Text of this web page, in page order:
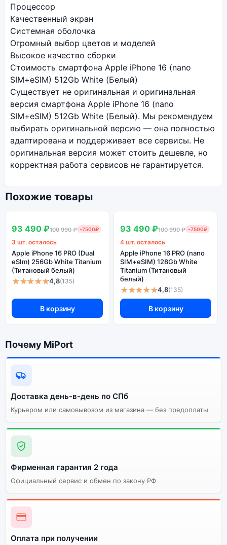
Процессор
Качественный экран
Системная оболочка
Огромный выбор цветов и моделей
Высокое качество сборки
Стоимость смартфона Apple iPhone 16 (nano
SIM+eSIM) 512Gb White (Белый)
Существует не оригинальная и оригинальная
версия смартфона Apple iPhone 16 (nano
SIM+eSIM) 512Gb White (Белый). Мы рекомендуем
выбирать оригинальной версию — она полностью
адаптирована и поддерживает все сервисы. Не
оригинальная версия может стоить дешевле, но
корректная работа сервисов не гарантируется.
Похожие товары
93 490 ₽100 990 ₽ -7500₽
3 шт. осталось
Apple iPhone 16 PRO (Dual
eSIm) 256Gb White Titanium
(Титановый белый)
★★★★★4,8(135)
В корзину
93 490 ₽100 990 ₽ -7500₽
4 шт. осталось
Apple iPhone 16 PRO (nano
SIM+eSIM) 128Gb White
Titanium (Титановый
белый)
★★★★★4,8(135)
В корзину
Почему MiPort
Доставка день-в-день по СПб
Курьером или самовывозом из магазина — без предоплаты
Фирменная гарантия 2 года
Официальный сервис и обмен по закону РФ
Оплата при получении